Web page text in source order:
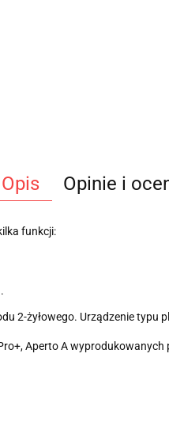
Opis Opinie i
funkcji:
2-żyłowego. Urządzenie
Aperto A wyprodukowanych